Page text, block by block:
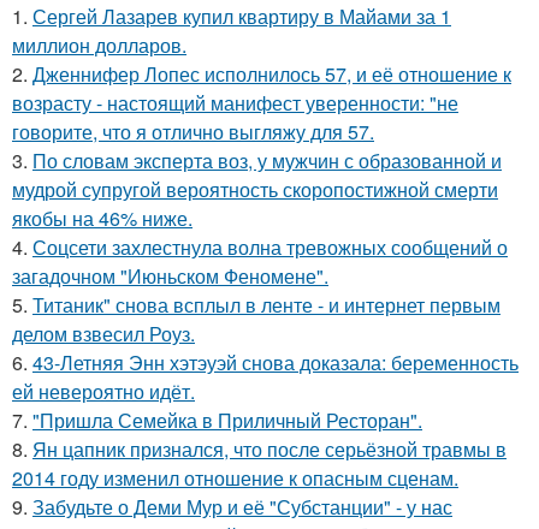
1. Сергей Лазарев купил квартиру в Майами за 1
миллион долларов.
2. Дженнифер Лопес исполнилось 57, и её отношение к
возрасту - настоящий манифест уверенности: "не
говорите, что я отлично выгляжу для 57.
3. По словам эксперта воз, у мужчин с образованной и
мудрой супругой вероятность скоропостижной смерти
якобы на 46% ниже.
4. Соцсети захлестнула волна тревожных сообщений о
загадочном "Июньском Феномене".
5. Титаник" снова всплыл в ленте - и интернет первым
делом взвесил Роуз.
6. 43-Летняя Энн хэтэуэй снова доказала: беременность
ей невероятно идёт.
7. "Пришла Семейка в Приличный Ресторан".
8. Ян цапник признался, что после серьёзной травмы в
2014 году изменил отношение к опасным сценам.
9. Забудьте о Деми Мур и её "Субстанции" - у нас